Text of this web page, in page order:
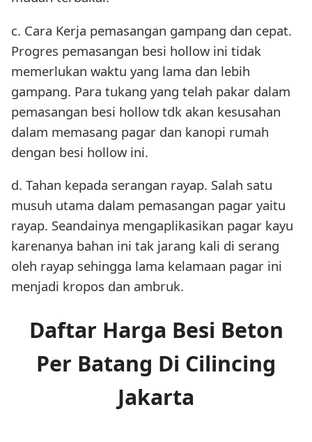
c. Cara Kerja pemasangan gampang dan cepat.
Progres pemasangan besi hollow ini tidak
memerlukan waktu yang lama dan lebih
gampang. Para tukang yang telah pakar dalam
pemasangan besi hollow tdk akan kesusahan
dalam memasang pagar dan kanopi rumah
dengan besi hollow ini.
d. Tahan kepada serangan rayap. Salah satu
musuh utama dalam pemasangan pagar yaitu
rayap. Seandainya mengaplikasikan pagar kayu
karenanya bahan ini tak jarang kali di serang
oleh rayap sehingga lama kelamaan pagar ini
menjadi kropos dan ambruk.
Daftar Harga Besi Beton
Per Batang Di Cilincing
Jakarta